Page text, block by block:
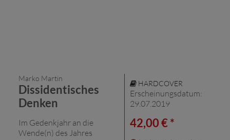
Marko Martin
Dissidentisches
Denken
Im Gedenkjahr an die
Wende(n) des Jahres
HARDCOVER
Erscheinungsdatum:
29.07.2019
42,00 € *